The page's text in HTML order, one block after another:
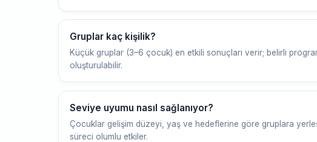
Gruplar kaç kişilik?
Küçük gruplar (3–6 çocuk) en etkili sonuçları verir; belirli
oluşturulabilir.
Seviye uyumu nasıl sağlanıyor?
Çocuklar gelişim düzeyi, yaş ve hedeflerine göre gruplara
süreci olumlu etkiler.